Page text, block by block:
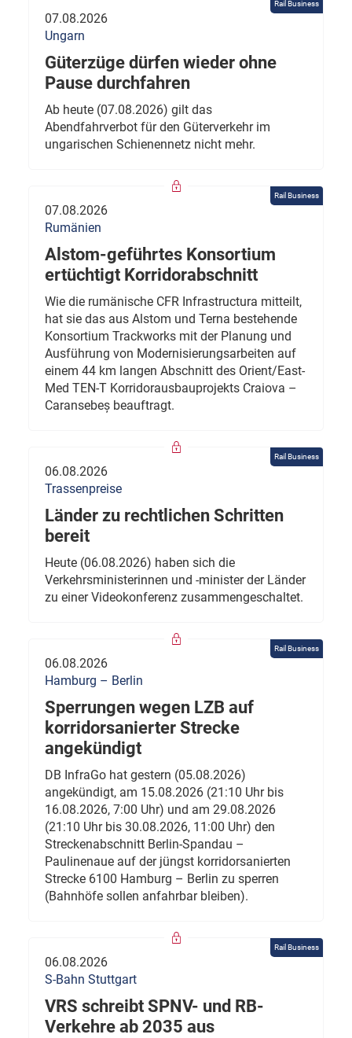
Rail Business
07.08.2026
Ungarn
Güterzüge dürfen wieder ohne
Pause durchfahren
Ab heute (07.08.2026) gilt das
Abendfahrverbot für den Güterverkehr im
ungarischen Schienennetz nicht mehr.
Rail Business
07.08.2026
Rumänien
Alstom-geführtes Konsortium
ertüchtigt Korridorabschnitt
Wie die rumänische CFR Infrastructura mitteilt,
hat sie das aus Alstom und Terna bestehende
Konsortium Trackworks mit der Planung und
Ausführung von Modernisierungsarbeiten auf
einem 44 km langen Abschnitt des Orient/East-
Med TEN-T Korridorausbauprojekts Craiova –
Caransebeș beauftragt.
Rail Business
06.08.2026
Trassenpreise
Länder zu rechtlichen Schritten
bereit
Heute (06.08.2026) haben sich die
Verkehrsministerinnen und -minister der Länder
zu einer Videokonferenz zusammengeschaltet.
Rail Business
06.08.2026
Hamburg – Berlin
Sperrungen wegen LZB auf
korridorsanierter Strecke
angekündigt
DB InfraGo hat gestern (05.08.2026)
angekündigt, am 15.08.2026 (21:10 Uhr bis
16.08.2026, 7:00 Uhr) und am 29.08.2026
(21:10 Uhr bis 30.08.2026, 11:00 Uhr) den
Streckenabschnitt Berlin-Spandau –
Paulinenaue auf der jüngst korridorsanierten
Strecke 6100 Hamburg – Berlin zu sperren
(Bahnhöfe sollen anfahrbar bleiben).
Rail Business
06.08.2026
S-Bahn Stuttgart
VRS schreibt SPNV- und RB-
Verkehre ab 2035 aus